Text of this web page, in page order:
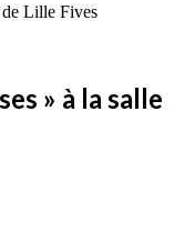
de Lille Fives
» à la salle